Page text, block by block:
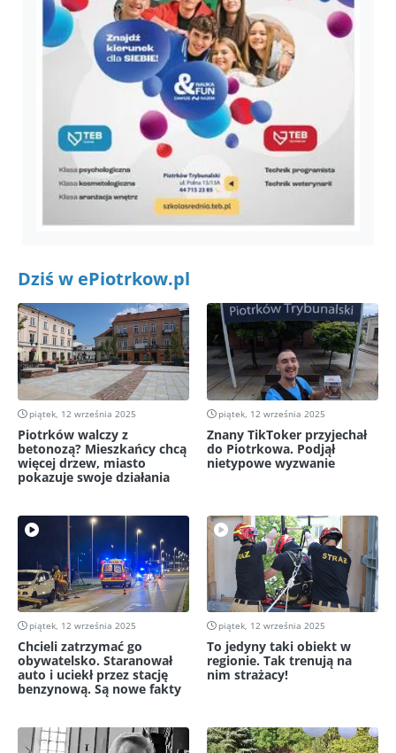
Dziś w ePiotrkow.pl
piątek, 12 września 2025
Piotrków walczy z
betonozą? Mieszkańcy chcą
więcej drzew, miasto
pokazuje swoje działania
piątek, 12 września 2025
Znany TikToker przyjechał
do Piotrkowa. Podjął
nietypowe wyzwanie
piątek, 12 września 2025
Chcieli zatrzymać go
obywatelsko. Staranował
auto i uciekł przez stację
benzynową. Są nowe fakty
piątek, 12 września 2025
To jedyny taki obiekt w
regionie. Tak trenują na
nim strażacy!